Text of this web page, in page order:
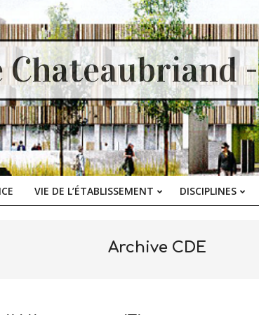
Chateaubriand -
Primary
VIE DE L’ÉTABLISSEMENT DISCIPLINES
Archive CDE